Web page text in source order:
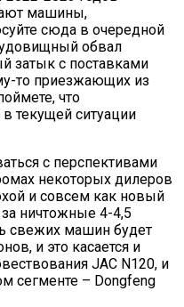
машины,
сюда в очередной
обвал
затык с поставками
то приезжающих из
что
текущей ситуации
с перспективами
некоторых дилеров
и совсем как новый
ничтожные 4-4,5
свежих машин будет
и это касается и
JAC N120, и
сегменте – Dongfeng